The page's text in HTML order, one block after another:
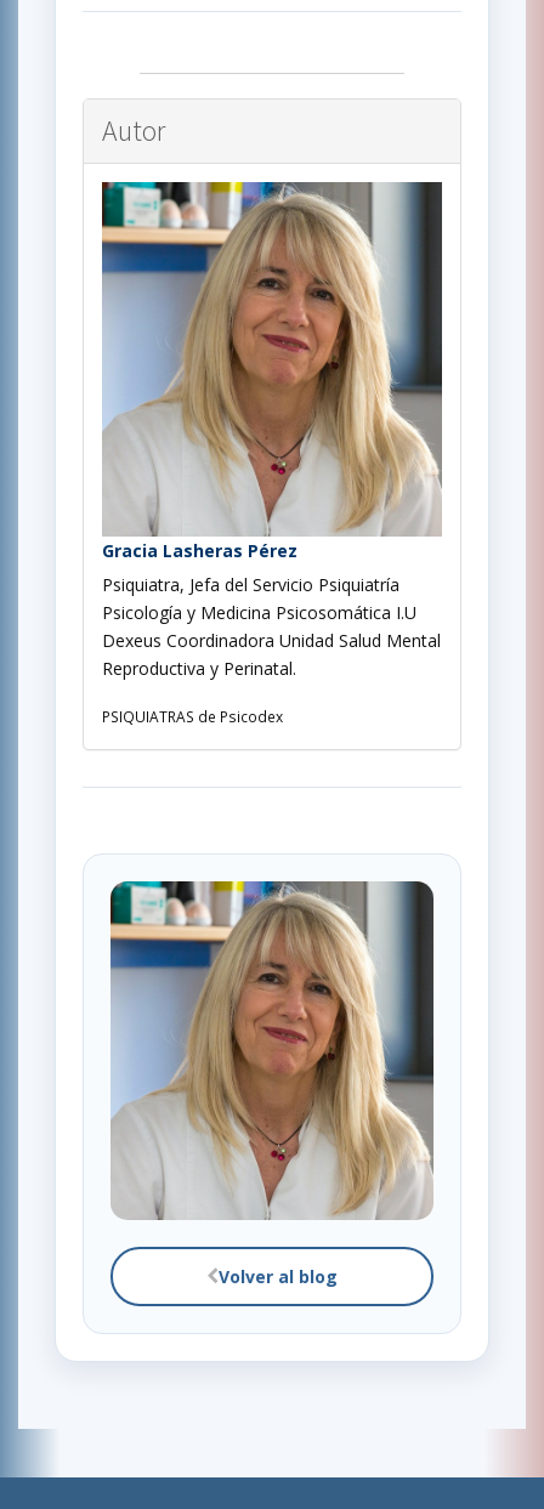
Autor
Gracia Lasheras Pérez
Psiquiatra, Jefa del Servicio Psiquiatría
Psicología y Medicina Psicosomática I.U
Dexeus Coordinadora Unidad Salud Mental
Reproductiva y Perinatal.
PSIQUIATRAS de Psicodex
Volver al blog